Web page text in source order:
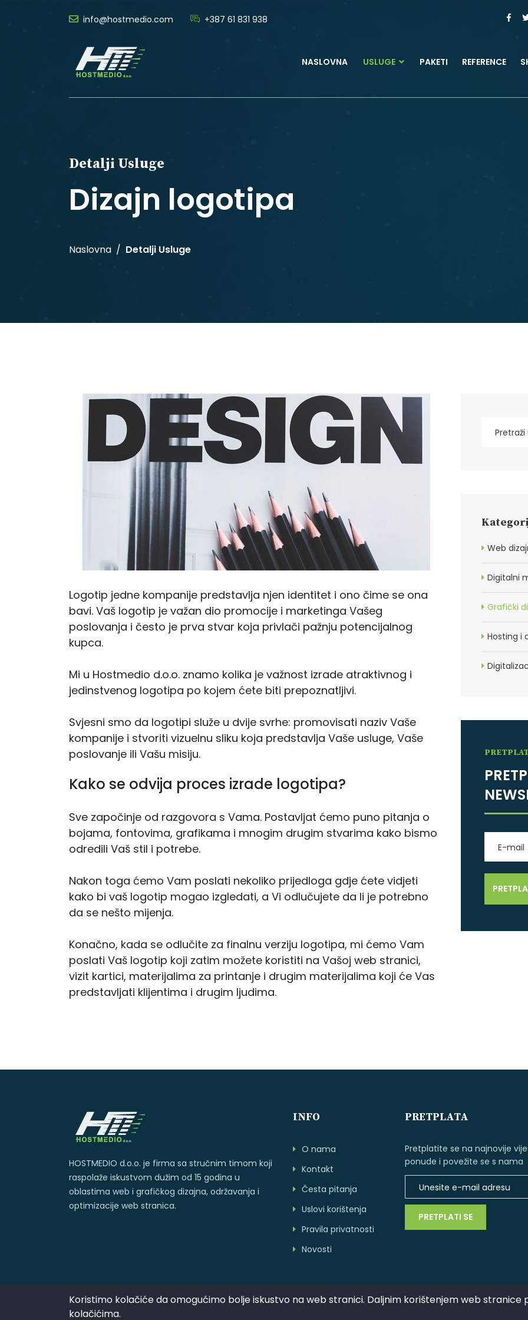
info@hostmedio.com +387 61 831 938
NASLOVNA USLUGE PAKETI REFERENCE
Detalji Usluge
Dizajn logotipa
Naslovna Detalji Usluge
Logotip jedne kompanije predstavlja njen identitet i ono čime se ona
bavi. Vaš logotip je važan dio promocije i marketinga Vašeg
poslovanja i često je prva stvar koja privlači pažnju potencijalnog
kupca.
Mi u Hostmedio d.o.o. znamo kolika je važnost izrade atraktivnog i
jedinstvenog logotipa po kojem ćete biti prepoznatljivi.
Svjesni smo da logotipi služe u dvije svrhe: promovisati naziv Vaše
kompanije i stvoriti vizuelnu sliku koja predstavlja Vaše usluge, Vaše
poslovanje ili Vašu misiju.
Kako se odvija proces izrade logotipa?
Sve započinje od razgovora s Vama. Postavljat ćemo puno pitanja o
bojama, fontovima, grafikama i mnogim drugim stvarima kako bismo
odredili Vaš stil i potrebe.
Nakon toga ćemo Vam poslati nekoliko prijedloga gdje ćete vidjeti
kako bi vaš logotip mogao izgledati, a Vi odlučujete da li je potrebno
da se nešto mijenja.
Konačno, kada se odlučite za finalnu verziju logotipa, mi ćemo Vam
poslati Vaš logotip koji zatim možete koristiti na Vašoj web stranici,
vizit kartici, materijalima za printanje i drugim materijalima koji će Vas
predstavljati klijentima i drugim ljudima.
Web
Digitalni
Grafički
Hosting i
HOSTMEDIO d.o.o. je firma sa stručnim timom koji
raspolaže iskustvom dužim od 15 godina u
oblastima web i grafičkog dizajna, održavanja i
optimizacije web stranica.
INFO
O nama
Kontakt
Česta pitanja
Uslovi korištenja
Pravila privatnosti
Novosti
PRETPLATA
Pretplatite se na najnovije
ponude i povežite se s nama
PRETPLATI SE
© 2020. Sva prava zadržana. Hostmedio d.o.o.
Koristimo kolačiće da omogućimo bolje iskustvo na web stranici. Daljnim korištenjem web stranice
kolačićima.